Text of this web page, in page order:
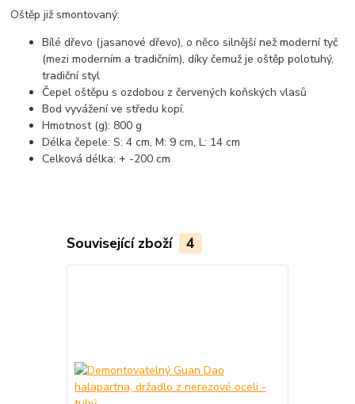
Oštěp již smontovaný:
Bílé dřevo (jasanové dřevo), o něco silnější než moderní tyč
(mezi moderním a tradičním), díky čemuž je oštěp polotuhý,
tradiční styl
Čepel oštěpu s ozdobou z červených koňských vlasů
Bod vyvážení ve středu kopí.
Hmotnost (g): 800 g
Délka čepele: S: 4 cm, M: 9 cm, L: 14 cm
Celková délka: + -200 cm
Související zboží 4